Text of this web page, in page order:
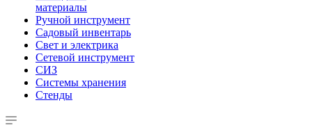
материалы
Ручной инструмент
Садовый инвентарь
Свет и электрика
Сетевой инструмент
СИЗ
Системы хранения
Стенды